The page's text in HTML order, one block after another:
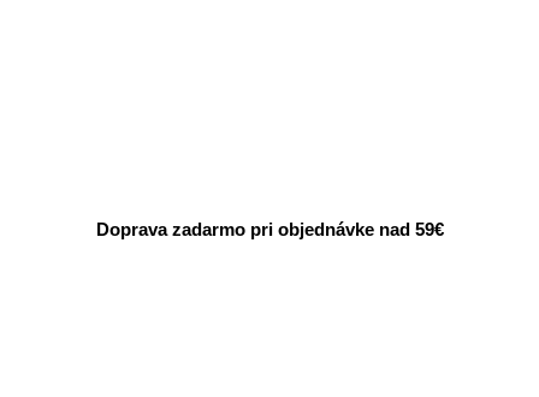
Doprava zadarmo pri objednávke nad 59€